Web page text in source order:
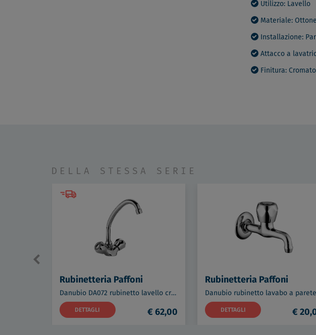
Utilizzo: Lavello
Materiale: Ottone
Installazione:
Attacco a
Finitura:
DELLA STESSA SERIE
Rubinetteria Paffoni
Danubio DA072 rubinetto lavello cromato codice prod: DA072CR
DETTAGLI € 62,00
Rubinetteria Paffoni
DETTAGLI €